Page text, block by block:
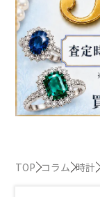
TOP コラム 時計